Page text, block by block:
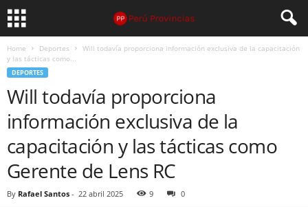
Home Deportes
Will todavía proporciona información exclusiva de la capacitación
y las tácticas como...
DEPORTES
Will todavía proporciona
información exclusiva de la
capacitación y las tácticas como
Gerente de Lens RC
By Rafael Santos - 22 abril 2025 9 0